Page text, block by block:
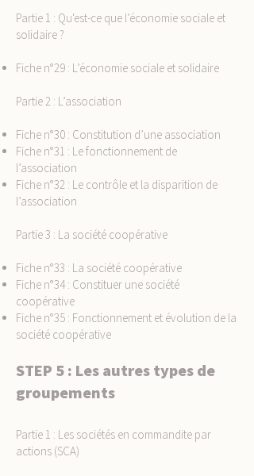
Partie 1 : Qu'est-ce que l’économie sociale et
solidaire ?
Fiche n°29 : L’économie sociale et solidaire
Partie 2 : L’association
Fiche n°30 : Constitution d’une association
Fiche n°31 : Le fonctionnement de
l’association
Fiche n°32 : Le contrôle et la disparition de
l’association
Partie 3 : La société coopérative
Fiche n°33 : La société coopérative
Fiche n°34 : Constituer une société
coopérative
Fiche n°35 : Fonctionnement et évolution de la
société coopérative
STEP 5 : Les autres types de
groupements
Partie 1 : Les sociétés en commandite par
actions (SCA)